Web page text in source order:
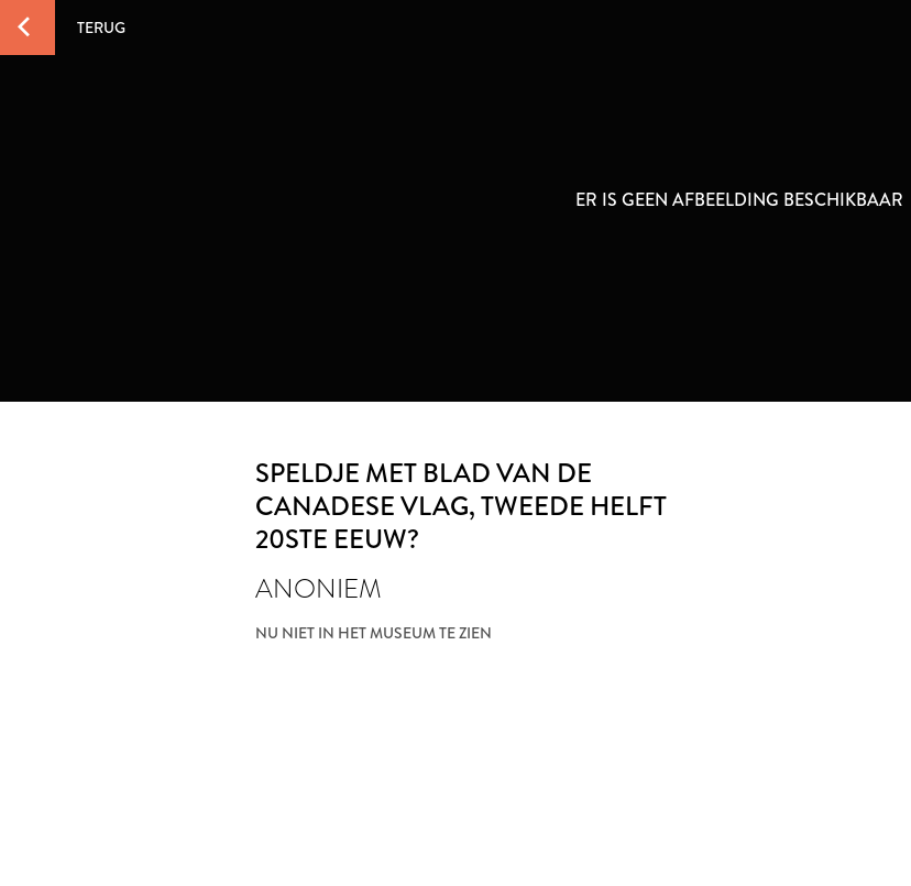
TERUG
ER IS GEEN AFBEELDING BESCHIKBAAR
SPELDJE MET BLAD VAN DE
CANADESE VLAG, TWEEDE HELFT
20STE EEUW?
ANONIEM
NU NIET IN HET MUSEUM TE ZIEN